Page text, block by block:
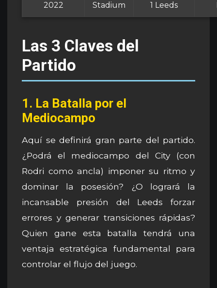
2022
Stadium
1 Leeds
Las 3 Claves del
Partido
1. La Batalla por el
Mediocampo
Aquí se definirá gran parte del partido.
¿Podrá el mediocampo del City (con
Rodri como ancla) imponer su ritmo y
dominar la posesión? ¿O logrará la
incansable presión del Leeds forzar
errores y generar transiciones rápidas?
Quien gane esta batalla tendrá una
ventaja estratégica fundamental para
controlar el flujo del juego.